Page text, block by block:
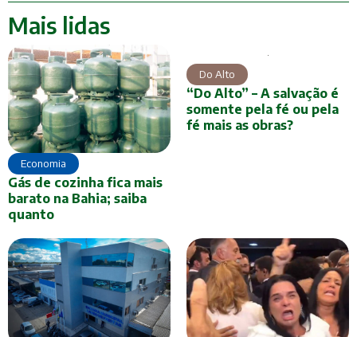
Mais lidas
Economia
Gás de cozinha fica mais
barato na Bahia; saiba
quanto
Do Alto
“Do Alto” – A salvação é
somente pela fé ou pela
fé mais as obras?